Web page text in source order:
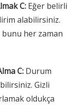
C: Eğer belirli
alabilirsiniz.
bunu her zaman
C: Durum
Gizli
oldukça